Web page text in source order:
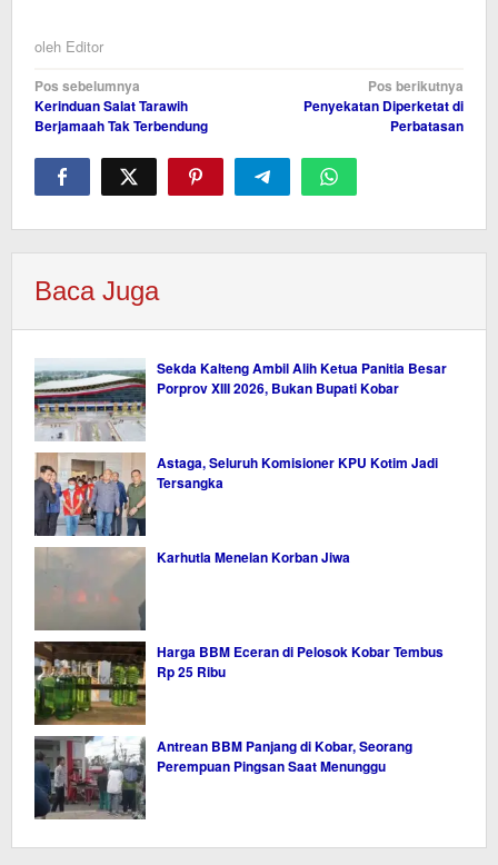
oleh Editor
Navigasi
pos
Pos sebelumnya
Kerinduan Salat Tarawih
Berjamaah Tak Terbendung
Pos berikutnya
Penyekatan Diperketat di
Perbatasan
Baca Juga
Sekda Kalteng Ambil Alih Ketua Panitia Besar
Porprov XIII 2026, Bukan Bupati Kobar
Astaga, Seluruh Komisioner KPU Kotim Jadi
Tersangka
Karhutla Menelan Korban Jiwa
Harga BBM Eceran di Pelosok Kobar Tembus
Rp 25 Ribu
Antrean BBM Panjang di Kobar, Seorang
Perempuan Pingsan Saat Menunggu